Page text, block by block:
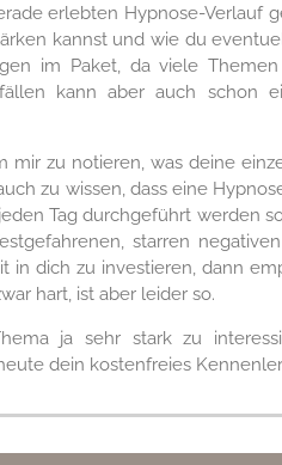
erlebten Hypnose-Verlauf
kannst und wie du
im Paket, da viele
kann aber auch schon
zu notieren, was deine
zu wissen, dass eine
Tag durchgeführt werden
starren
dich zu investieren, dann
hart, ist aber leider so.
ja sehr stark zu
dein kostenfreies